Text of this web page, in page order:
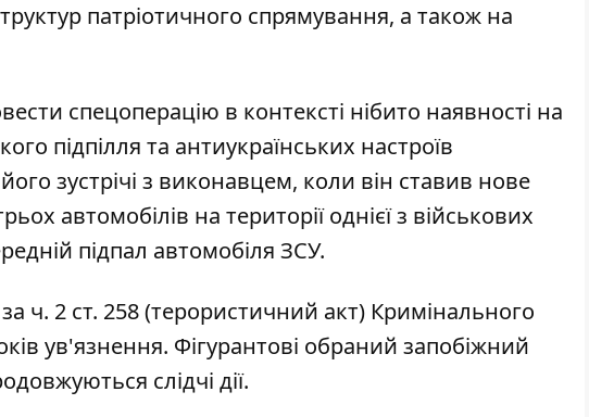
патріотичного спрямування, а також на
спецоперацію в контексті нібито наявності на
підпілля та антиукраїнських настроїв
зустрічі з виконавцем, коли він ставив нове
автомобілів на території однієї з військових
підпал автомобіля ЗСУ.
ч. 2 ст. 258 (терористичний акт) Кримінального
ув'язнення. Фігурантові обраний запобіжний
слідчі дії.